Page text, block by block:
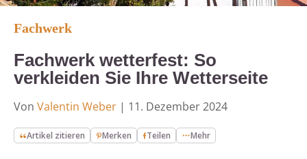
Fachwerk
Fachwerk wetterfest: So
verkleiden Sie Ihre Wetterseite
Von Valentin Weber | 11. Dezember 2024
Artikel zitieren Merken Teilen Mehr